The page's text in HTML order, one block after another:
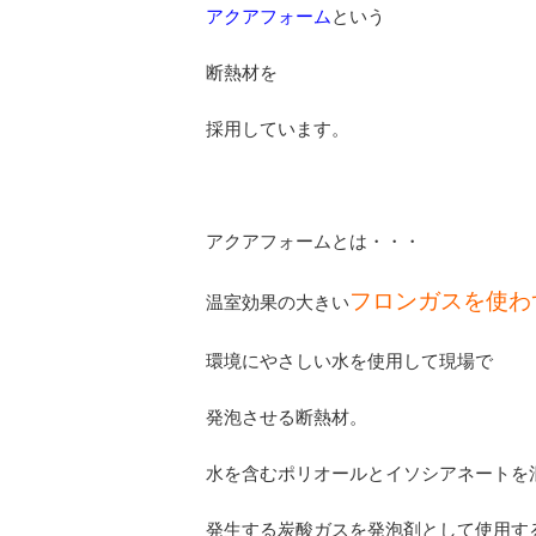
アクアフォーム という
断熱材を
採用しています。
アクアフォームとは・・・
温室効果の大きいフロンガスを使わ
環境にやさしい水を使用して現場で
発泡させる断熱材。
水を含むポリオールとイソシアネートを
発生する炭酸ガスを発泡剤として使用す